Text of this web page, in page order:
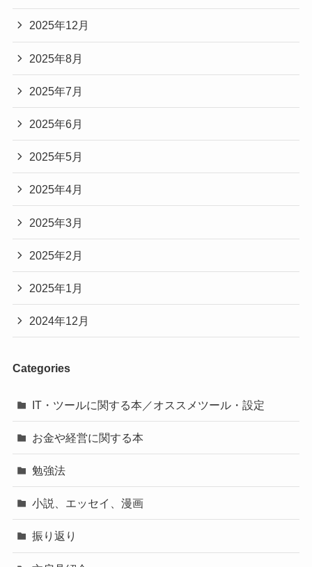
2025年12月
2025年8月
2025年7月
2025年6月
2025年5月
2025年4月
2025年3月
2025年2月
2025年1月
2024年12月
Categories
IT・ツールに関する本／オススメツール・設定
お金や経営に関する本
勉強法
小説、エッセイ、漫画
振り返り